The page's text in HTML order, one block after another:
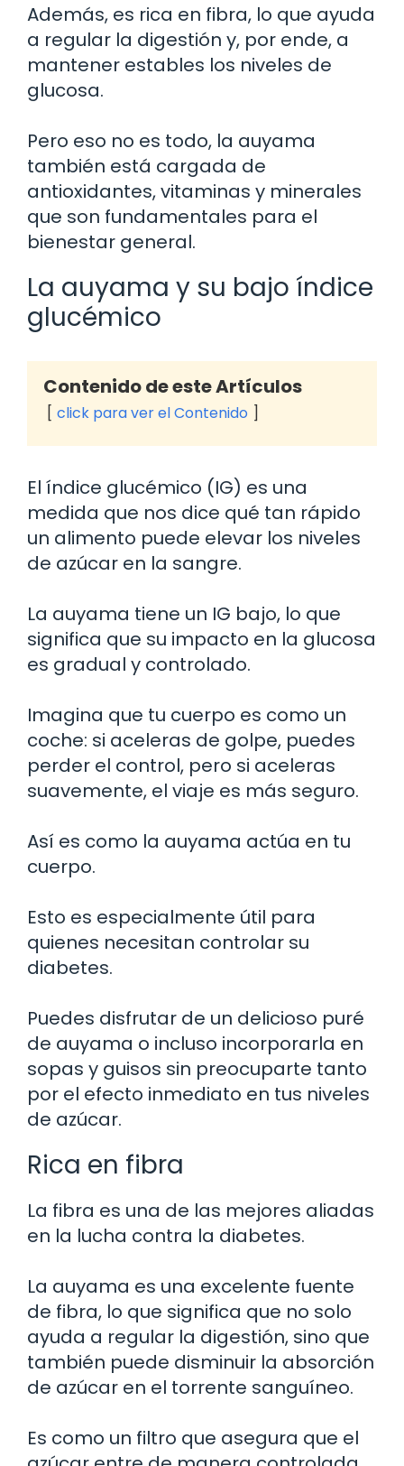
Además, es rica en fibra, lo que ayuda
a regular la digestión y, por ende, a
mantener estables los niveles de
glucosa.
Pero eso no es todo, la auyama
también está cargada de
antioxidantes, vitaminas y minerales
que son fundamentales para el
bienestar general.
La auyama y su bajo índice
glucémico
Contenido de este Artículos
click para ver el Contenido
El índice glucémico (IG) es una
medida que nos dice qué tan rápido
un alimento puede elevar los niveles
de azúcar en la sangre.
La auyama tiene un IG bajo, lo que
significa que su impacto en la glucosa
es gradual y controlado.
Imagina que tu cuerpo es como un
coche: si aceleras de golpe, puedes
perder el control, pero si aceleras
suavemente, el viaje es más seguro.
Así es como la auyama actúa en tu
cuerpo.
Esto es especialmente útil para
quienes necesitan controlar su
diabetes.
Puedes disfrutar de un delicioso puré
de auyama o incluso incorporarla en
sopas y guisos sin preocuparte tanto
por el efecto inmediato en tus niveles
de azúcar.
Rica en fibra
La fibra es una de las mejores aliadas
en la lucha contra la diabetes.
La auyama es una excelente fuente
de fibra, lo que significa que no solo
ayuda a regular la digestión, sino que
también puede disminuir la absorción
de azúcar en el torrente sanguíneo.
Es como un filtro que asegura que el